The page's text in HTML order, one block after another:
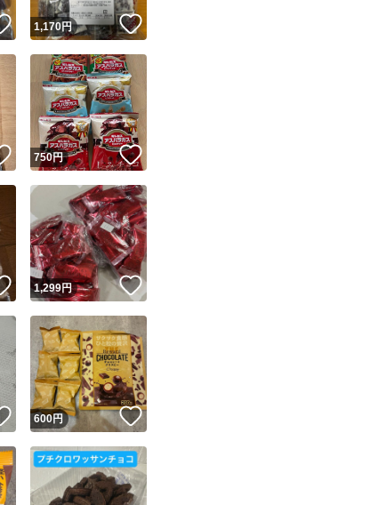
いいね！
1,170円
いいね！
750円
いいね！
1,299円 いいね！
いいね！
600円 いいね！